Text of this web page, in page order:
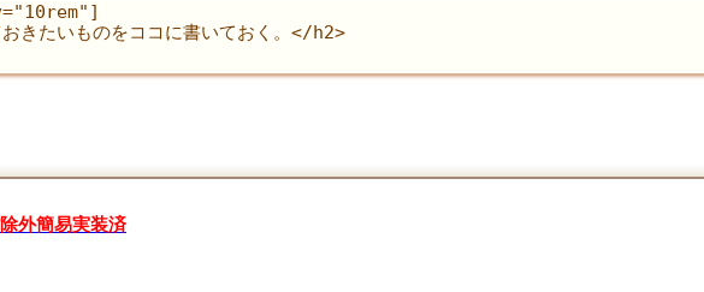
たいものをココに書いておく。</h2>
外簡易実装済